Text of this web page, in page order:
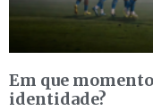
Em que
identidade?